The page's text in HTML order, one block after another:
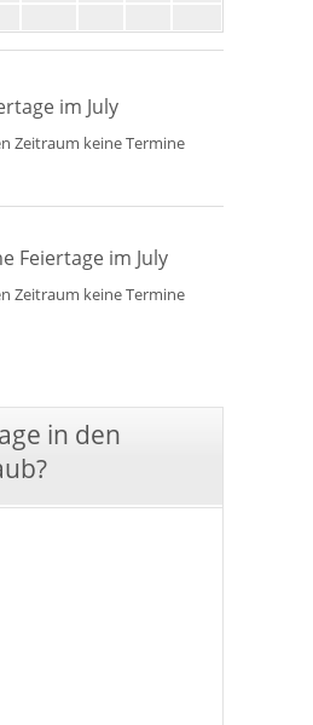
im July
Zeitraum keine Termine
Feiertage im July
Zeitraum keine Termine
in den